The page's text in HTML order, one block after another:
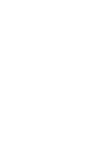
Projektarbeit)
for FPGA-